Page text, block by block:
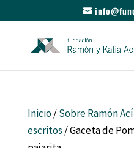
Inicio/Sobre Ramón
escritos / Gaceta de